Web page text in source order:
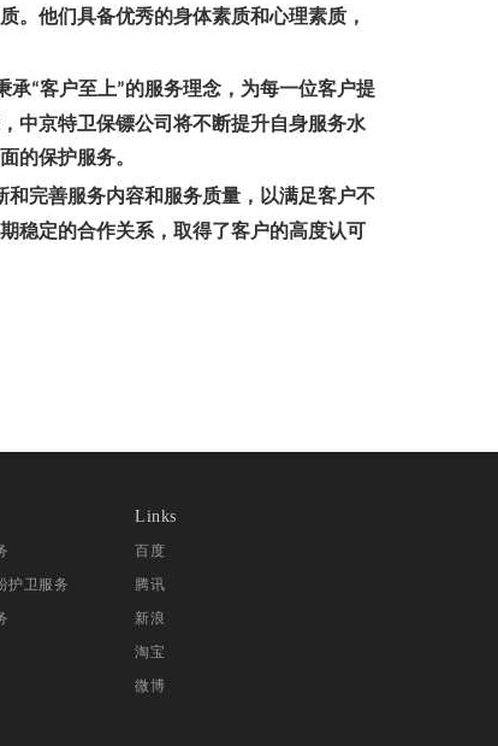
。他们具备优秀的身体素质和心理素质，
承“客户至上”的服务理念，为每一位客户提
中京特卫保镖公司将不断提升自身服务水
的保护服务。
和完善服务内容和服务质量，以满足客户不
稳定的合作关系，取得了客户的高度认可
护卫服务
Links
百度
腾讯
新浪
淘宝
微博